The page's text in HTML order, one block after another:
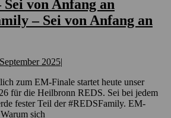
von Anfang an
– Sei von Anfang an
2025|
für die Heilbronn REDS. Sei bei jedem
fester Teil der #REDSFamily. EM-
sich